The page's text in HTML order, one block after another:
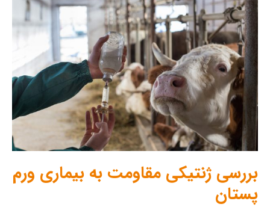
بررسی ژنتیکی مقاومت به بیماری ورم
پستان
ژنتیکی
مقاومت
به
بیماری
پستان